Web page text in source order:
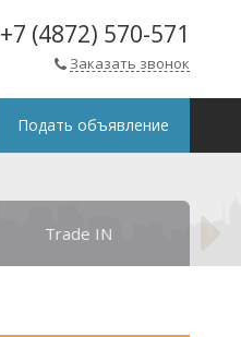
+7 (4872) 570-571
Заказать звонок
Подать объявление
Trade IN